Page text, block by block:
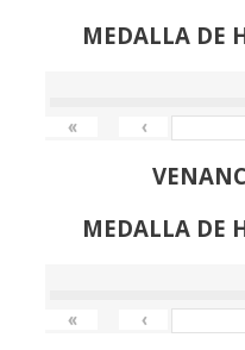
MEDALLA DE
« ‹
MEDALLA DE
« ‹